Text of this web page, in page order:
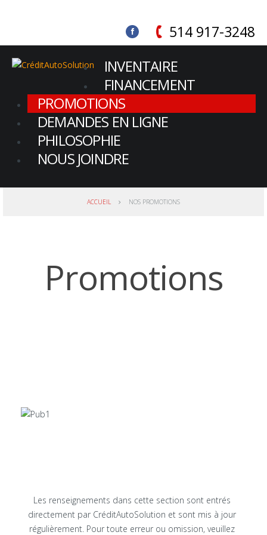
514 917-3248
INVENTAIRE
FINANCEMENT
PROMOTIONS
DEMANDES EN LIGNE
PHILOSOPHIE
NOUS JOINDRE
ACCUEIL NOS PROMOTIONS
Promotions
Les renseignements dans cette section sont entrés
directement par CréditAutoSolution et sont mis à jour
régulièrement. Pour toute erreur ou omission, veuillez